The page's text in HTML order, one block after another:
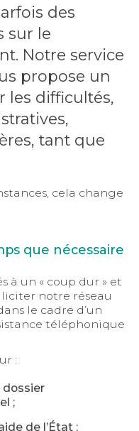
des
sur le
Notre service
propose un
les difficultés,
tant que
cela change
que nécessaire
à un « coup dur » et
notre réseau
le cadre d’un
téléphonique
:
dossier
;
de l’État ;